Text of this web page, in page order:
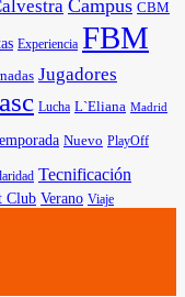
Campus CBM
Experiencia FBM
Jugadores
Lucha L`Eliana Madrid
Nuevo PlayOff
Tecnificación
Club Verano Viaje